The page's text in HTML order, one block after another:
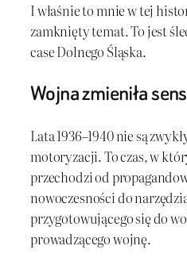
I właśnie to mnie w tej
zamknięty temat. To jest
case Dolnego Śląska.
Wojna zmieniła
Lata 1936–1940 nie są
motoryzacji. To czas, w
przechodzi od
nowoczesności do
przygotowującego się do
prowadzącego wojnę.